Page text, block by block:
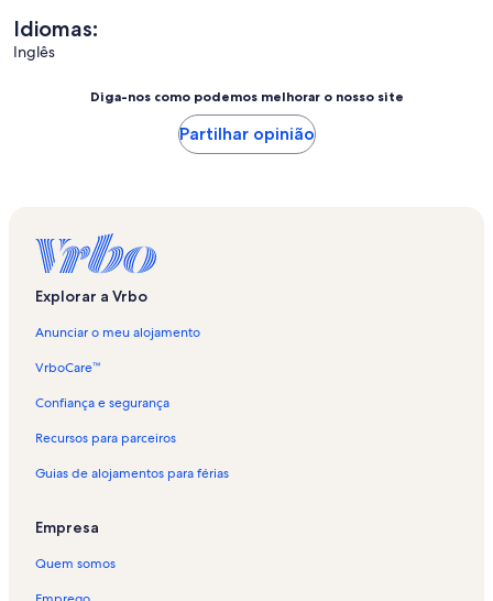
Idiomas:
Inglês
Diga-nos como podemos melhorar o nosso site
Partilhar opinião
Explorar a Vrbo
Anunciar o meu alojamento
VrboCare™
Confiança e segurança
Recursos para parceiros
Guias de alojamentos para férias
Empresa
Quem somos